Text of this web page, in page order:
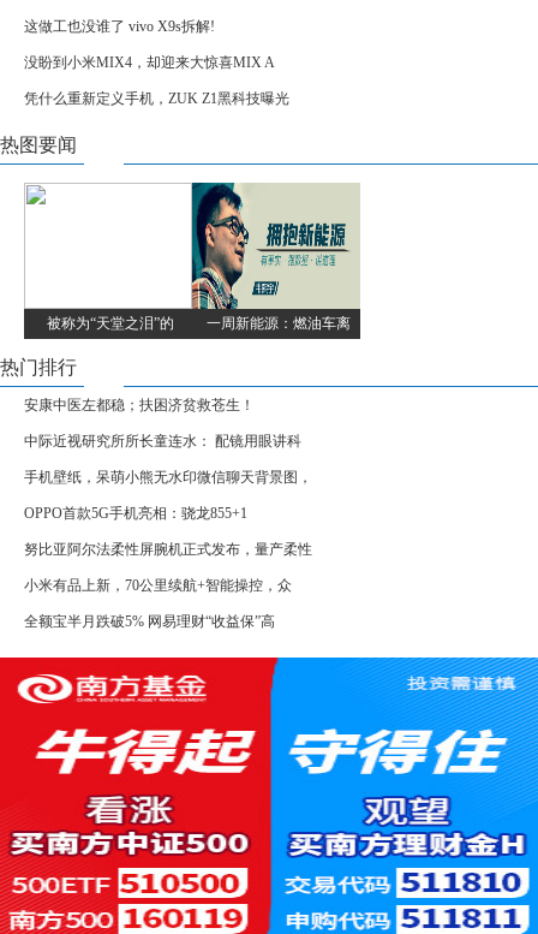
这做工也没谁了 vivo X9s拆解!
没盼到小米MIX4，却迎来大惊喜MIX A
凭什么重新定义手机，ZUK Z1黑科技曝光
热图要闻
被称为“天堂之泪”的 一周新能源：燃油车离
热门排行
安康中医左都稳；扶困济贫救苍生！
中际近视研究所所长童连水： 配镜用眼讲科
手机壁纸，呆萌小熊无水印微信聊天背景图，
OPPO首款5G手机亮相：骁龙855+1
努比亚阿尔法柔性屏腕机正式发布，量产柔性
小米有品上新，70公里续航+智能操控，众
全额宝半月跌破5% 网易理财“收益保”高